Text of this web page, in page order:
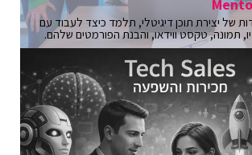
של יצירת תוכן דיגיטלי, תלמד כיצד לעבוד עם
תמונה, טקסט ווידאו, והבנת הפורמטים שלהם.